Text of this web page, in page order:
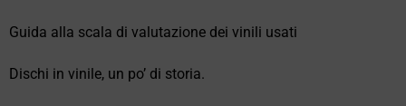
Guida alla scala di valutazione dei vinili usati
Dischi in vinile, un po’ di storia.